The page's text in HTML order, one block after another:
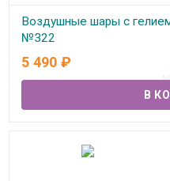
Воздушные шары с
№322
В наличии
5 490 ₽